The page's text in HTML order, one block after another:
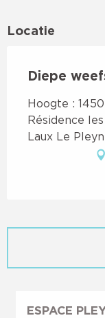
Locatie
Diepe
Hoogte :
Résidence
Laux Le
ESPACE